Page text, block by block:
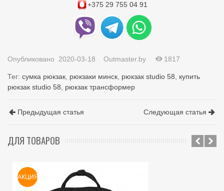
+375 29 755 04 91
Опубликовано 2020-03-18 Outmaster.by 1817
Тег: сумка рюкзак, рюкзаки минск, рюкзак studio 58, купить
рюкзак studio 58, рюкзак трансформер
Предыдущая статья Следующая статья
ДЛЯ ТОВАРОВ
АКЦИЯ